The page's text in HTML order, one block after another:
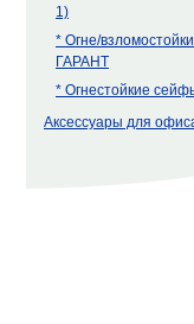
1)
* Огне/
ГАРАНТ
* Огнестойкие
Аксессуары для